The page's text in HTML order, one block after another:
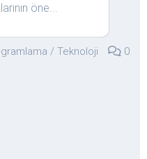
öne...
/ Teknoloji 0